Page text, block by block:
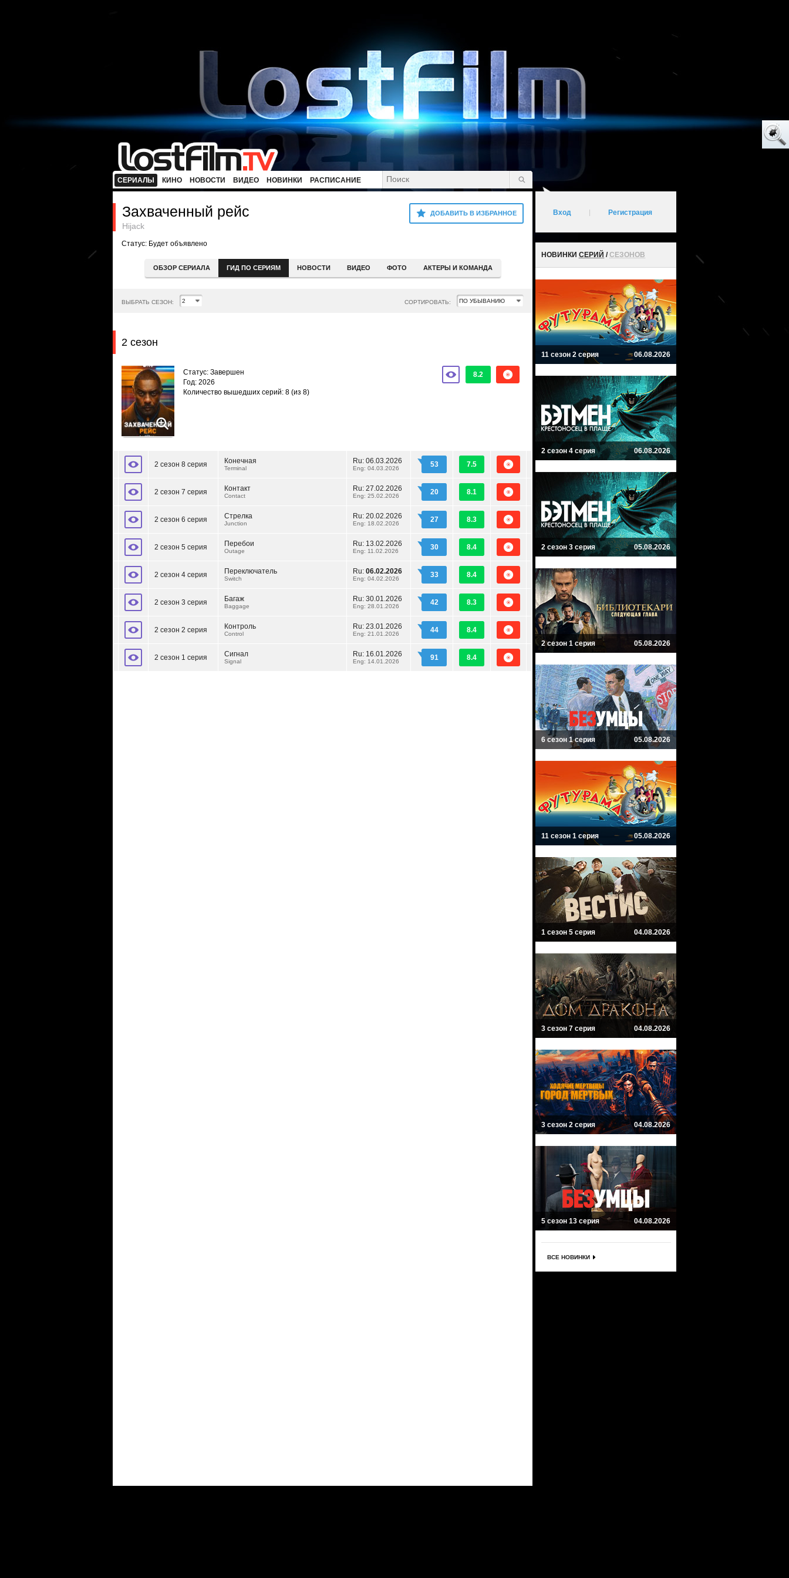
СЕРИАЛЫ КИНО НОВОСТИ ВИДЕО НОВИНКИ РАСПИСАНИЕ
ДОБАВИТЬ В ИЗБРАННОЕ
Захваченный рейс
Hijack
Статус: Будет объявлено
ОБЗОР СЕРИАЛА ГИД ПО СЕРИЯМ НОВОСТИ ВИДЕО ФОТО АКТЕРЫ И КОМАНДА
ВЫБРАТЬ СЕЗОН: СОРТИРОВАТЬ:
2 сезон
8.2
Статус: Завершен
Год: 2026
Количество вышедших серий: 8 (из 8)
2 сезон 8 серия Конечная
Terminal
Ru: 06.03.2026
Eng: 04.03.2026 53 7.5
2 сезон 7 серия Контакт
Contact
Ru: 27.02.2026
Eng: 25.02.2026 20 8.1
2 сезон 6 серия Стрелка
Junction
Ru: 20.02.2026
Eng: 18.02.2026 27 8.3
2 сезон 5 серия Перебои
Outage
Ru: 13.02.2026
Eng: 11.02.2026 30 8.4
2 сезон 4 серия Переключатель
Switch
Ru: 06.02.2026
Eng: 04.02.2026 33 8.4
2 сезон 3 серия Багаж
Baggage
Ru: 30.01.2026
Eng: 28.01.2026 42 8.3
2 сезон 2 серия Контроль
Control
Ru: 23.01.2026
Eng: 21.01.2026 44 8.4
2 сезон 1 серия Сигнал
Signal
Ru: 16.01.2026
Eng: 14.01.2026 91 8.4
Вход Регистрация
НОВИНКИ СЕРИЙ /СЕЗОНОВ
11 сезон 2 серия 06.08.2026
2 сезон 4 серия 06.08.2026
2 сезон 3 серия 05.08.2026
2 сезон 1 серия 05.08.2026
6 сезон 1 серия 05.08.2026
11 сезон 1 серия 05.08.2026
1 сезон 5 серия 04.08.2026
3 сезон 7 серия 04.08.2026
3 сезон 2 серия 04.08.2026
5 сезон 13 серия 04.08.2026
ВСЕ НОВИНКИ